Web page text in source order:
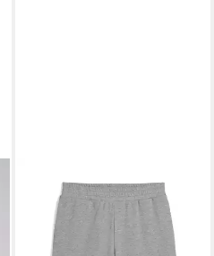
PUMASporthose Essentials
No. 1 Logo 10" Shorts Herren
27,95 €